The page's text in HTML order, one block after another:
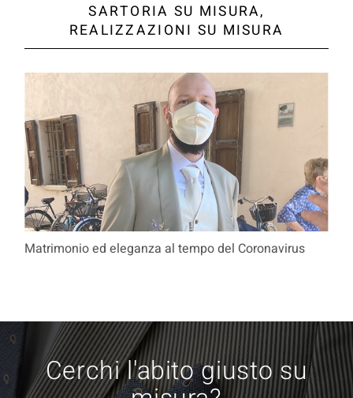
SARTORIA SU MISURA,
REALIZZAZIONI SU MISURA
Matrimonio ed eleganza al tempo del Coronavirus
Cerchi l'abito giusto su